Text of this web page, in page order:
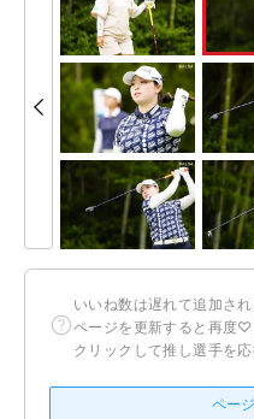
いいね数は遅れて追加され
ページを更新すると再度♡
クリックして推し選手を応
ペー